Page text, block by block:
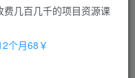
几百几千的项目资源课
个月68￥